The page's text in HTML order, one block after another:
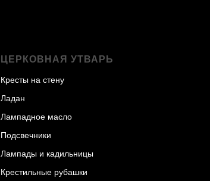
ЦЕРКОВНАЯ УТВАРЬ
Кресты на стену
Ладан
Лампадное масло
Подсвечники
Лампады и кадильницы
Крестильные рубашки